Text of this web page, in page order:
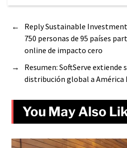
←
Reply Sustainable
750 personas de 95 países
online de impacto cero
→
Resumen: SoftServe extiende
distribución global a América
You May Also